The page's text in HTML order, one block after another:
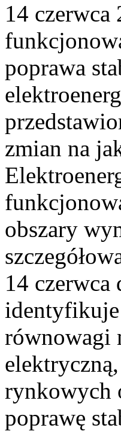
14 czerwca
poprawa
zmian na
obszary
14
identyfikuje
równowagi
rynkowych
poprawę